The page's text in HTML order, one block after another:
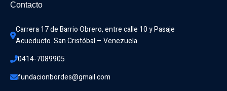
Contacto
Carrera 17 de Barrio Obrero, entre calle 10 y Pasaje
Acueducto. San Cristóbal – Venezuela.
0414-7089905
fundacionbordes@gmail.com